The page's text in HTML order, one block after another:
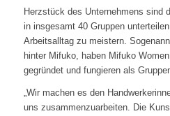
Herzstück des Unternehmens sind
in insgesamt 40 Gruppen
Arbeitsalltag zu meistern.
hinter Mifuko, haben Mifuko
gegründet und fungieren als
„Wir machen es den
uns zusammenzuarbeiten. Die